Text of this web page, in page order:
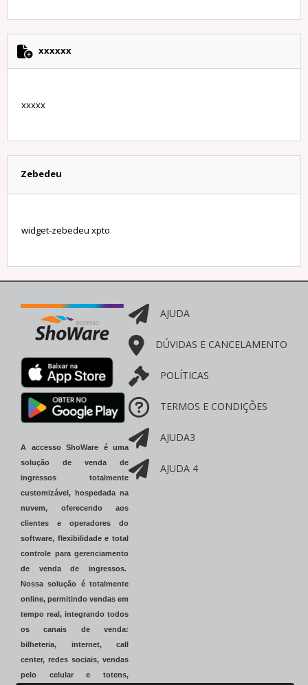
xxxxxx
xxxxx
Zebedeu
widget-zebedeu xpto
A accesso ShoWare é uma
solução de venda de
ingressos totalmente
customizável, hospedada na
nuvem, oferecendo aos
clientes e operadores do
software, flexibilidade e total
controle para gerenciamento
de venda de ingressos.
Nossa solução é totalmente
online, permitindo vendas em
tempo real, integrando todos
os canais de venda:
bilheteria, internet, call
center, redes sociais, vendas
pelo celular e totens,
AJUDA
DÚVIDAS E CANCELAMENTO
POLÍTICAS
TERMOS E CONDIÇÕES
AJUDA3
AJUDA 4